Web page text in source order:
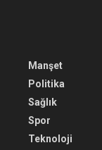
Manşet
Politika
Sağlık
Spor
Teknoloji